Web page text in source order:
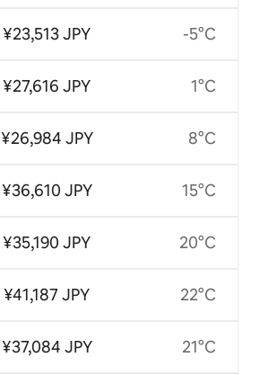
¥23,513 JPY
¥27,616 JPY
¥26,984 JPY
¥36,610 JPY
¥35,190 JPY
¥41,187 JPY
¥37,084 JPY
-5°C
1°C
8°C
15°C
20°C
22°C
21°C